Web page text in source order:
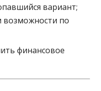
вариант;
возможности по
финансовое